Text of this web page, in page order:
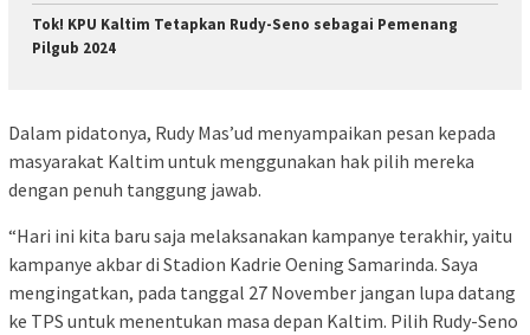
Tok! KPU Kaltim Tetapkan Rudy-Seno sebagai Pemenang
Pilgub 2024
Dalam pidatonya, Rudy Mas’ud menyampaikan pesan kepada
masyarakat Kaltim untuk menggunakan hak pilih mereka
dengan penuh tanggung jawab.
“Hari ini kita baru saja melaksanakan kampanye terakhir, yaitu
kampanye akbar di Stadion Kadrie Oening Samarinda. Saya
mengingatkan, pada tanggal 27 November jangan lupa datang
ke TPS untuk menentukan masa depan Kaltim. Pilih Rudy-Seno